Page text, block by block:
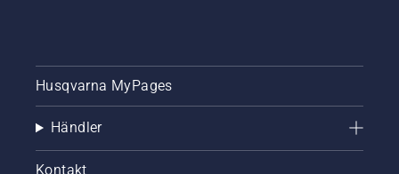
Husqvarna MyPages
Händler
Kontakt